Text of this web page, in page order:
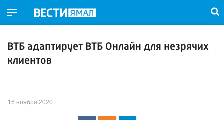
ВТБ адаптирует ВТБ Онлайн для незрячих
клиентов
16 ноября 2020